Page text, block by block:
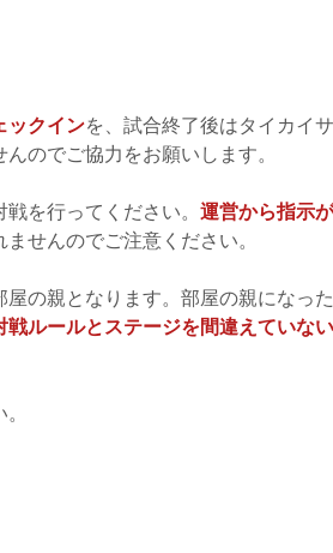
ックインを、試合終了後はタイカイ
のでご協力をお願いします。
を行ってください。 運営から指示
せんのでご注意ください。
の親となります。部屋の親になった
ルールとステージを間違えていな